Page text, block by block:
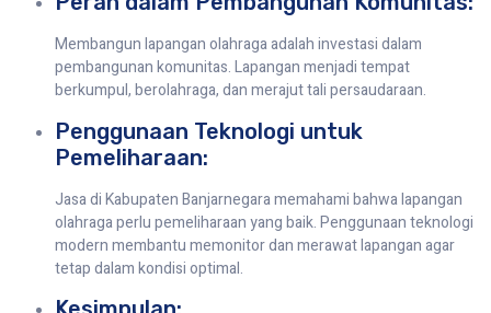
Membangun lapangan olahraga adalah investasi dalam
pembangunan komunitas. Lapangan menjadi tempat
berkumpul, berolahraga, dan merajut tali persaudaraan.
Penggunaan Teknologi untuk
Pemeliharaan:
Jasa di Kabupaten Banjarnegara memahami bahwa lapangan
olahraga perlu pemeliharaan yang baik. Penggunaan teknologi
modern membantu memonitor dan merawat lapangan agar
tetap dalam kondisi optimal.